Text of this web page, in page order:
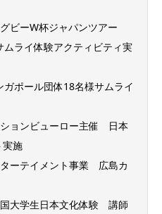
ーW杯ジャパンツアー
ライ体験アクティビティ実
ポール団体18名様サムライ
ョンビューロー主催 日本
実施
ーテイメント事業 広島カ
大学生日本文化体験 講師